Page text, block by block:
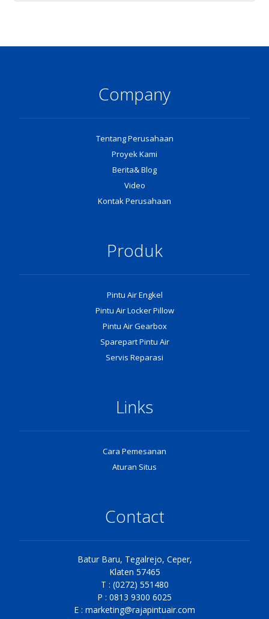
Company
Tentang Perusahaan
Proyek Kami
Berita& Blog
Video
Kontak Perusahaan
Produk
Pintu Air Engkel
Pintu Air Locker Pillow
Pintu Air Gearbox
Sparepart Pintu Air
Servis Reparasi
Links
Cara Pemesanan
Aturan Situs
Contact
Batur Baru, Tegalrejo, Ceper,
Klaten 57465
T : (0272) 551480
P : 0813 9300 6025
E : marketing@rajapintuair.com